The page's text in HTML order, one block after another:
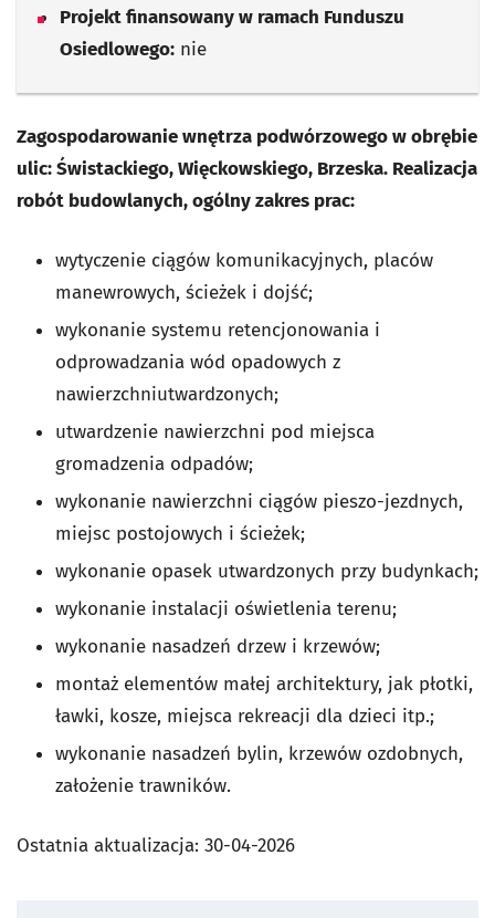
Projekt finansowany w ramach Funduszu
Osiedlowego: nie
Zagospodarowanie wnętrza podwórzowego w obrębie
ulic: Świstackiego, Więckowskiego, Brzeska. Realizacja
robót budowlanych, ogólny zakres prac:
wytyczenie ciągów komunikacyjnych, placów
manewrowych, ścieżek i dojść;
wykonanie systemu retencjonowania i
odprowadzania wód opadowych z
nawierzchniutwardzonych;
utwardzenie nawierzchni pod miejsca
gromadzenia odpadów;
wykonanie nawierzchni ciągów pieszo-jezdnych,
miejsc postojowych i ścieżek;
wykonanie opasek utwardzonych przy budynkach;
wykonanie instalacji oświetlenia terenu;
wykonanie nasadzeń drzew i krzewów;
montaż elementów małej architektury, jak płotki,
ławki, kosze, miejsca rekreacji dla dzieci itp.;
wykonanie nasadzeń bylin, krzewów ozdobnych,
założenie trawników.
Ostatnia aktualizacja: 30-04-2026